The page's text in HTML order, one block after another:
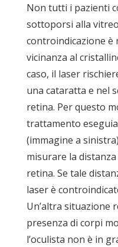
Non tutti i pazienti
sottoporsi alla
controindicazione è
vicinanza al
caso, il laser
una cataratta e nel
retina. Per questo
trattamento
(immagine a
misurare la
retina. Se tale
laser è
Un’altra situazione
presenza di corpi
l’oculista non è in